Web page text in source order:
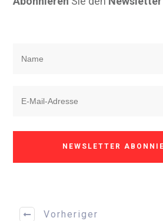
NEWSLETTER
Vorheriger